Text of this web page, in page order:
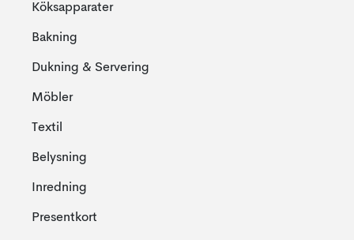
Köksapparater
Bakning
Dukning & Servering
Möbler
Textil
Belysning
Inredning
Presentkort